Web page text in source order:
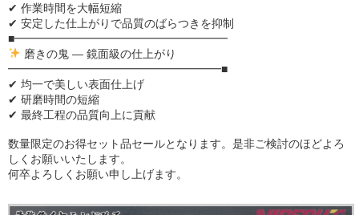
✔ 作業時間を大幅短縮
✔ 安定した仕上がりで品質のばらつきを抑制
■━━━━━━━━━━━━━━━━━━━
磨きの鬼 ― 鏡面級の仕上がり
━━━━━━━━━━━━━━━━━━━■
✔ 均一で美しい表面仕上げ
✔ 研磨時間の短縮
✔ 最終工程の品質向上に貢献
数量限定のお得セット品セールとなります。是非ご検討のほどよろ
しくお願いいたします。
何卒よろしくお願い申し上げます。